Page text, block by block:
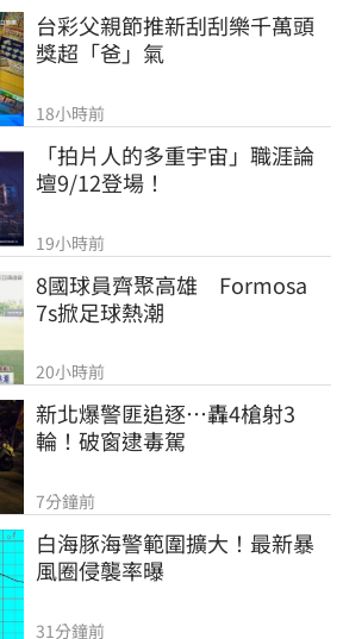
台彩父親節推新刮刮樂千萬頭
獎超「爸」氣
18小時前
「拍片人的多重宇宙」職涯論
壇9/12登場！
19小時前
8國球員齊聚高雄　Formosa
7s掀足球熱潮
20小時前
新北爆警匪追逐…轟4槍射3
輪！破窗逮毒駕
7分鐘前
白海豚海警範圍擴大！最新暴
風圈侵襲率曝
31分鐘前